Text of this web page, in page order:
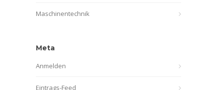
Maschinentechnik
Meta
Anmelden
Eintrags-Feed